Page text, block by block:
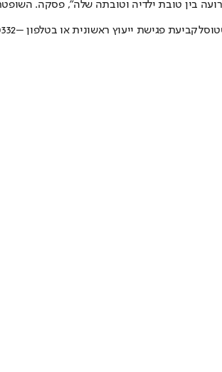
בין טובת ילדיה וטובתה שלה", פסקה.
לקביעת פגישת ייעוץ ראשונית או בטלפון –